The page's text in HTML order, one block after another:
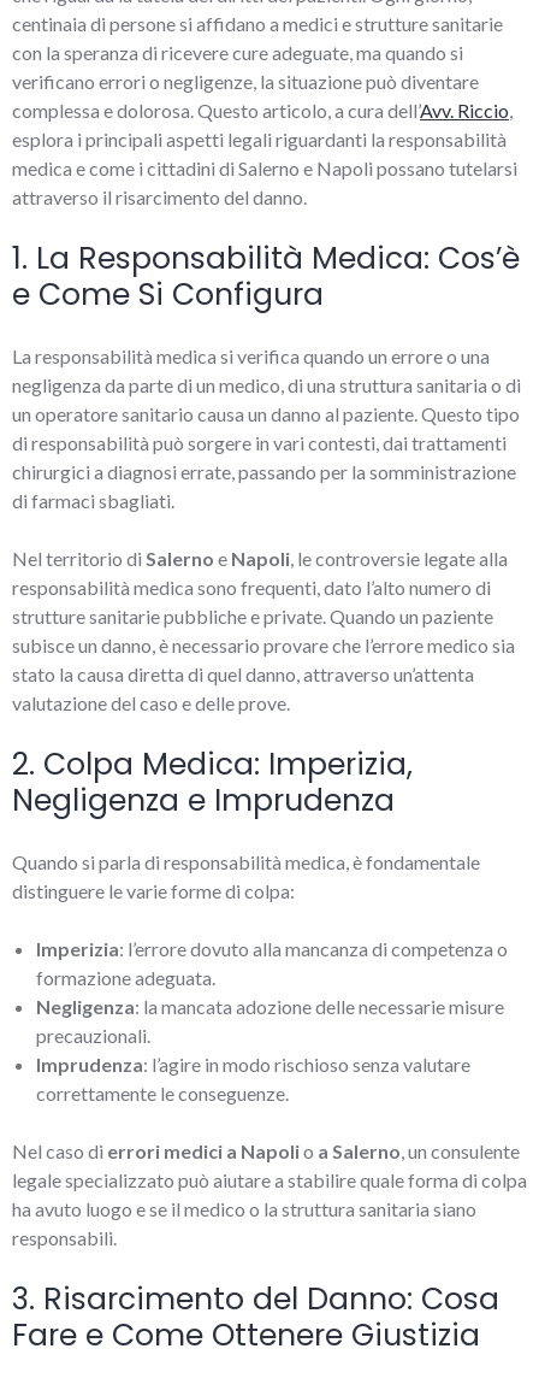
centinaia di persone si affidano a medici e strutture sanitarie
con la speranza di ricevere cure adeguate, ma quando si
verificano errori o negligenze, la situazione può diventare
complessa e dolorosa. Questo articolo, a cura dell’Avv. Riccio,
esplora i principali aspetti legali riguardanti la responsabilità
medica e come i cittadini di Salerno e Napoli possano tutelarsi
attraverso il risarcimento del danno.
1. La Responsabilità Medica: Cos’è
e Come Si Configura
La responsabilità medica si verifica quando un errore o una
negligenza da parte di un medico, di una struttura sanitaria o di
un operatore sanitario causa un danno al paziente. Questo tipo
di responsabilità può sorgere in vari contesti, dai trattamenti
chirurgici a diagnosi errate, passando per la somministrazione
di farmaci sbagliati.
Nel territorio di Salerno e Napoli, le controversie legate alla
responsabilità medica sono frequenti, dato l’alto numero di
strutture sanitarie pubbliche e private. Quando un paziente
subisce un danno, è necessario provare che l’errore medico sia
stato la causa diretta di quel danno, attraverso un’attenta
valutazione del caso e delle prove.
2. Colpa Medica: Imperizia,
Negligenza e Imprudenza
Quando si parla di responsabilità medica, è fondamentale
distinguere le varie forme di colpa:
Imperizia: l’errore dovuto alla mancanza di competenza o
formazione adeguata.
Negligenza: la mancata adozione delle necessarie misure
precauzionali.
Imprudenza: l’agire in modo rischioso senza valutare
correttamente le conseguenze.
Nel caso di errori medici a Napolio a Salerno, un consulente
legale specializzato può aiutare a stabilire quale forma di colpa
ha avuto luogo e se il medico o la struttura sanitaria siano
responsabili.
3. Risarcimento del Danno: Cosa
Fare e Come Ottenere Giustizia